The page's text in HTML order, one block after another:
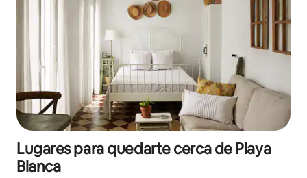
Lugares para quedarte cerca de Playa
Blanca